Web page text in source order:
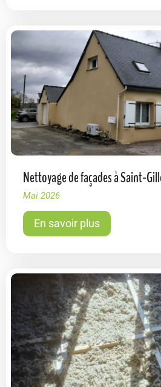
Nettoyage de façades à Saint-
Mai 2026
En savoir plus